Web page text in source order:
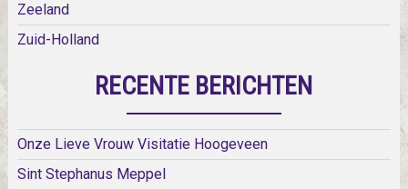
Zeeland
Zuid-Holland
RECENTE BERICHTEN
Onze Lieve Vrouw Visitatie Hoogeveen
Sint Stephanus Meppel